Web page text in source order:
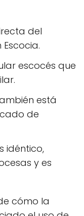
del
escocés que
está
de
idéntico,
y es
cómo la